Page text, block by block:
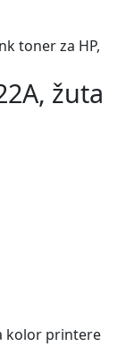
toner za HP,
žuta
kolor printere